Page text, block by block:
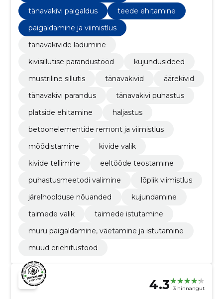
tänavakivi paigaldus
teede ehitamine
paigaldamine ja viimistlus
tänavakivide ladumine
kivisillutise parandustööd
kujundusideed
mustriline sillutis
tänavakivid
äärekivid
tänavakivi parandus
tänavakivi puhastus
platside ehitamine
haljastus
betoonelementide remont ja viimistlus
mõõdistamine
kivide valik
kivide tellimine
eeltööde teostamine
puhastusmeetodi valimine
lõplik viimistlus
järelhoolduse nõuanded
kujundamine
taimede valik
taimede istutamine
muru paigaldamine, väetamine ja istutamine
muud eriehitustööd
4.3 3 hinnangut